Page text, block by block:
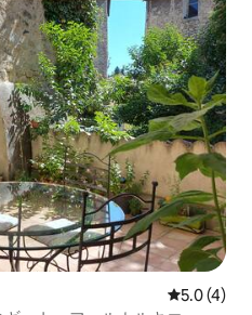
レビュー4
5.0 (4)